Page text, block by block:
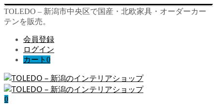
TOLEDO – 新潟市中央区で国産・北欧家具・オーダーカー
テンを販売。
会員登録
ログイン
カート 0
0